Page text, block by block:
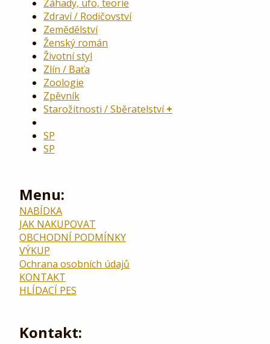
Záhady, ufo, teorie
Zdraví / Rodičovství
Zemědělství
Ženský román
Životní styl
Zlín / Baťa
Zoologie
Zpěvník
Starožitnosti / Sběratelství
SP
SP
Menu:
NABÍDKA
JAK NAKUPOVAT
OBCHODNÍ PODMÍNKY
VÝKUP
Ochrana osobních údajů
KONTAKT
HLÍDACÍ PES
Kontakt: